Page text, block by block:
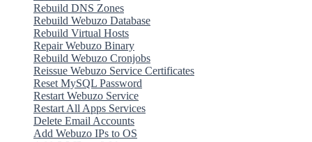
Rebuild DNS Zones
Rebuild Webuzo Database
Rebuild Virtual Hosts
Repair Webuzo Binary
Rebuild Webuzo Cronjobs
Reissue Webuzo Service Certificates
Reset MySQL Password
Restart Webuzo Service
Restart All Apps Services
Delete Email Accounts
Add Webuzo IPs to OS